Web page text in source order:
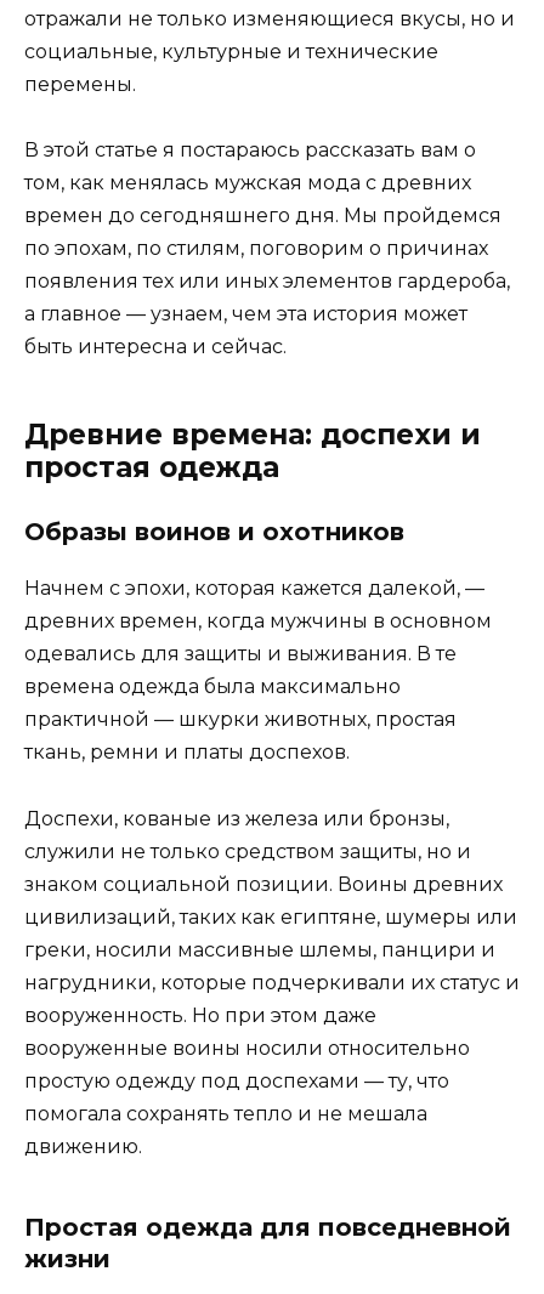
отражали не только изменяющиеся вкусы, но и
социальные, культурные и технические
перемены.
В этой статье я постараюсь рассказать вам о
том, как менялась мужская мода с древних
времен до сегодняшнего дня. Мы пройдемся
по эпохам, по стилям, поговорим о причинах
появления тех или иных элементов гардероба,
а главное — узнаем, чем эта история может
быть интересна и сейчас.
Древние времена: доспехи и
простая одежда
Образы воинов и охотников
Начнем с эпохи, которая кажется далекой, —
древних времен, когда мужчины в основном
одевались для защиты и выживания. В те
времена одежда была максимально
практичной — шкурки животных, простая
ткань, ремни и платы доспехов.
Доспехи, кованые из железа или бронзы,
служили не только средством защиты, но и
знаком социальной позиции. Воины древних
цивилизаций, таких как египтяне, шумеры или
греки, носили массивные шлемы, панцири и
нагрудники, которые подчеркивали их статус и
вооруженность. Но при этом даже
вооруженные воины носили относительно
простую одежду под доспехами — ту, что
помогала сохранять тепло и не мешала
движению.
Простая одежда для повседневной
жизни